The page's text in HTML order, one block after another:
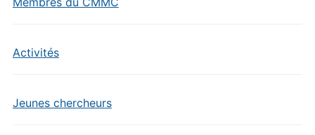
Activités
Jeunes chercheurs